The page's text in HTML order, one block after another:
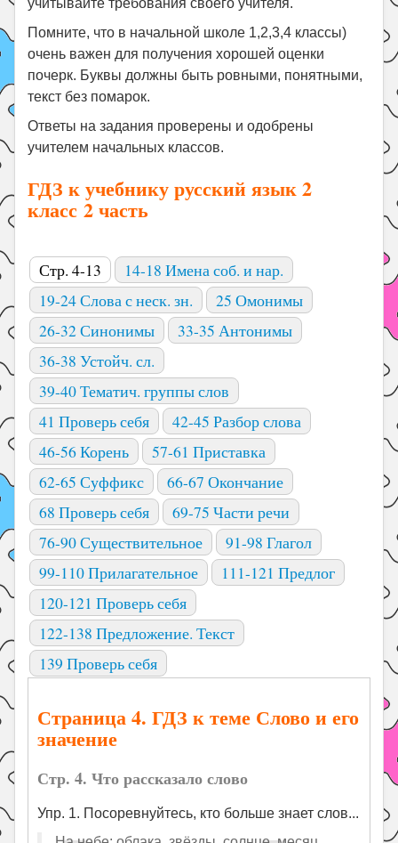
учитывайте требования своего учителя.
Помните, что в начальной школе 1,2,3,4 классы)
очень важен для получения хорошей оценки
почерк. Буквы должны быть ровными, понятными,
текст без помарок.
Ответы на задания проверены и одобрены
учителем начальных классов.
ГДЗ к учебнику русский язык 2
класс 2 часть
Стр. 4-13
14-18 Имена соб. и нар.
19-24 Слова с неск. зн.
25 Омонимы
26-32 Синонимы
33-35 Антонимы
36-38 Устойч. сл.
39-40 Тематич. группы слов
41 Проверь себя
42-45 Разбор слова
46-56 Корень
57-61 Приставка
62-65 Суффикс
66-67 Окончание
68 Проверь себя
69-75 Части речи
76-90 Существительное
91-98 Глагол
99-110 Прилагательное
111-121 Предлог
120-121 Проверь себя
122-138 Предложение. Текст
139 Проверь себя
Страница 4. ГДЗ к теме Слово и его
значение
Стр. 4. Что рассказало слово
Упр. 1. Посоревнуйтесь, кто больше знает слов...